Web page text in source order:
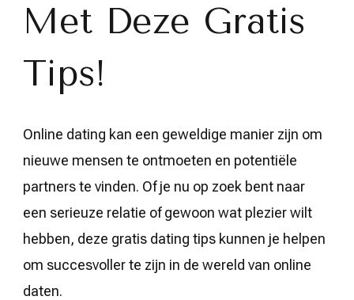
Met Deze Gratis
Tips!
Online dating kan een geweldige manier zijn om
nieuwe mensen te ontmoeten en potentiële
partners te vinden. Of je nu op zoek bent naar
een serieuze relatie of gewoon wat plezier wilt
hebben, deze gratis dating tips kunnen je helpen
om succesvoller te zijn in de wereld van online
daten.